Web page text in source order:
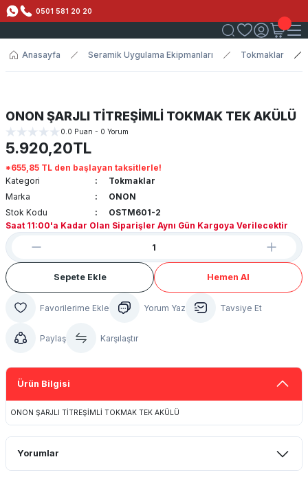
0501 581 20 20
Anasayfa Seramik Uygulama Ekipmanları Tokmaklar
ONON ŞARJLI TİTREŞİMLİ TOKMAK TEK AKÜLÜ
0.0 Puan - 0 Yorum
5.920,20TL
*655,85 TL den başlayan taksitlerle!
Kategori
Tokmaklar
Marka
ONON
Stok Kodu
OSTM601-2
Saat 11:00'a Kadar Olan Siparişler Aynı Gün Kargoya Verilecektir
Sepete Ekle Hemen Al
Yorum Yaz Tavsiye Et
Paylaş Karşılaştır
Ürün Bilgisi
ONON ŞARJLI TİTREŞİMLİ TOKMAK TEK AKÜLÜ
Yorumlar